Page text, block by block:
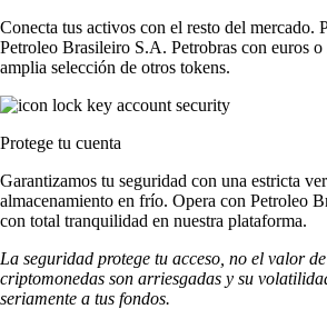
Conecta tus activos con el resto del mercado.
Petroleo Brasileiro S.A. Petrobras con euros
amplia selección de otros tokens.
Protege tu cuenta
Garantizamos tu seguridad con una estricta
almacenamiento en frío. Opera con Petroleo
con total tranquilidad en nuestra plataforma.
La seguridad protege tu acceso, no el valor
criptomonedas son arriesgadas y su
seriamente a tus fondos.